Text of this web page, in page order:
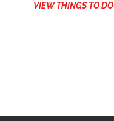
VIEW THINGS TO DO